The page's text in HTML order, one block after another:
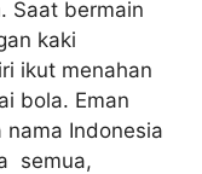
Saat bermain
kaki
ikut menahan
bola. Eman
Indonesia
semua,